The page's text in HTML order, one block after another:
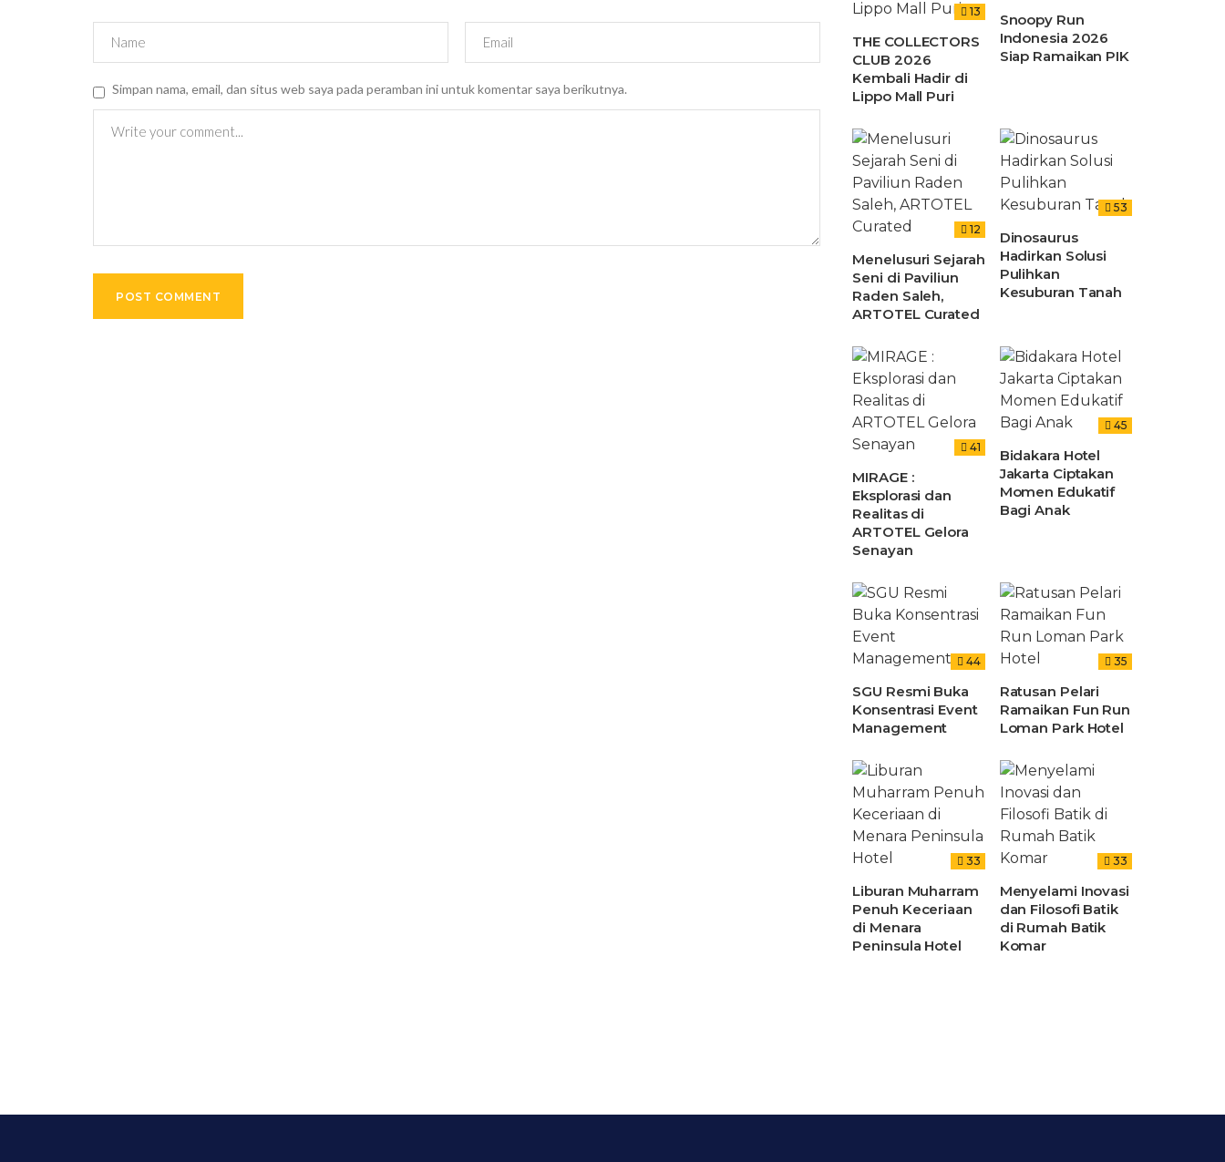
Simpan nama, email, dan situs web saya pada peramban ini untuk komentar saya berikutnya.
13
THE COLLECTORS
CLUB 2026
Kembali Hadir di
Lippo Mall Puri
Snoopy Run
Indonesia 2026
Siap Ramaikan PIK
12
Menelusuri Sejarah
Seni di Paviliun
Raden Saleh,
ARTOTEL Curated
53
Dinosaurus
Hadirkan Solusi
Pulihkan
Kesuburan Tanah
41
MIRAGE :
Eksplorasi dan
Realitas di
ARTOTEL Gelora
Senayan
45
Bidakara Hotel
Jakarta Ciptakan
Momen Edukatif
Bagi Anak
44
SGU Resmi Buka
Konsentrasi Event
Management
35
Ratusan Pelari
Ramaikan Fun Run
Loman Park Hotel
33
Liburan Muharram
Penuh Keceriaan
di Menara
Peninsula Hotel
33
Menyelami Inovasi
dan Filosofi Batik
di Rumah Batik
Komar